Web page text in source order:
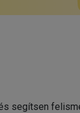
segítsen